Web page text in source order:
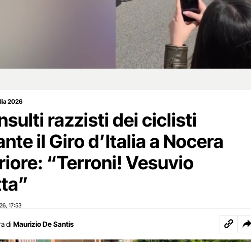
2026
razzisti dei ciclisti
il Giro d’Italia a Nocera
“Terroni! Vesuvio
17:53
di Maurizio De Santis